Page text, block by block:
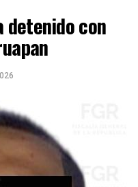
detenido con